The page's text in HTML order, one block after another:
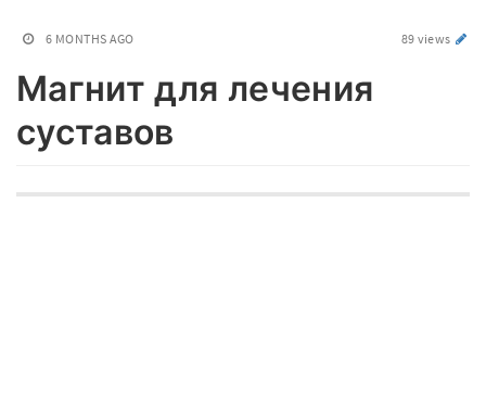
6 MONTHS AGO 89 views
Магнит для лечения
суставов